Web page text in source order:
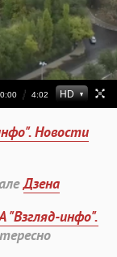
Новости
Дзена
"Взгляд-инфо".